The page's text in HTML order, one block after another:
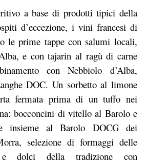
a base di prodotti tipici della
d’eccezione, i vini francesi di
le prime tappe con salumi locali,
e con tajarin al ragù di carne
con Nebbiolo d’Alba,
DOC. Un sorbetto al limone
fermata prima di un tuffo nei
bocconcini di vitello al Barolo e
insieme al Barolo DOCG dei
selezione di formaggi delle
e dolci della tradizione con